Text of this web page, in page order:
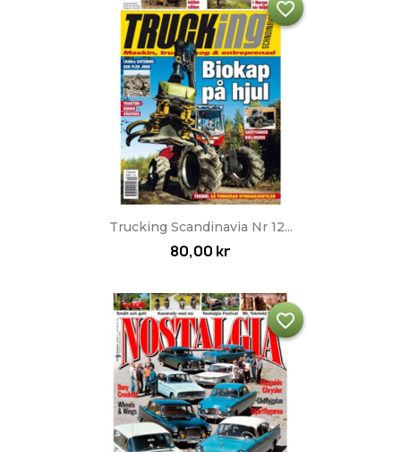
Trucking Scandinavia Nr 12...
80,00 kr
favorite_border
favorite_border